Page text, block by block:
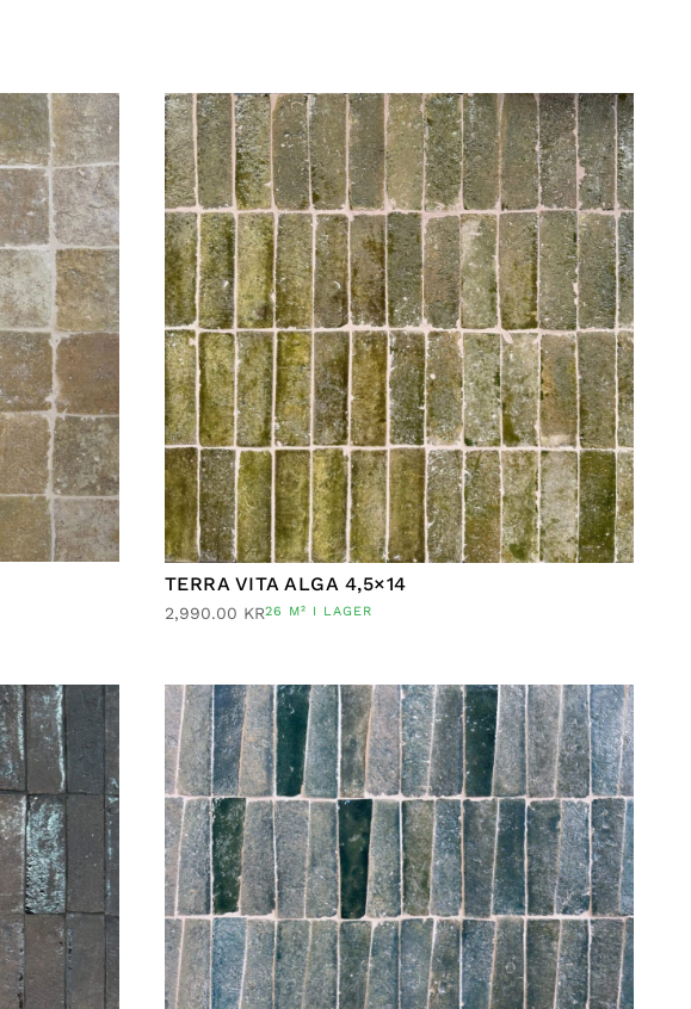
TERRA VITA ALGA 4,5×14
2,990.00 KR26 M² I LAGER